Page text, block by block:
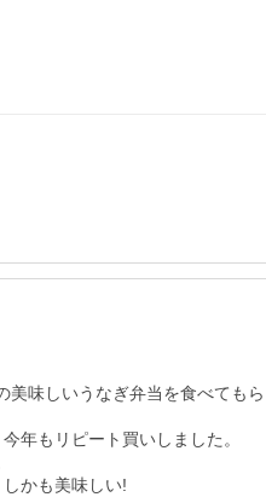
味しいうなぎ弁当を食べて
年もリピート買いしました。
かも美味しい!